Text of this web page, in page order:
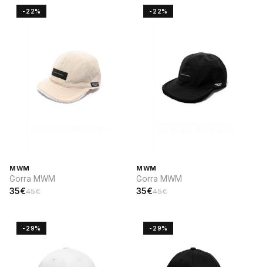
-22%
MWM
Gorra MWM
35€45€
-22%
MWM
Gorra MWM
35€45€
-29% -29%